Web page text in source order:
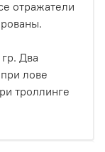
отражатели
Два
лове
троллинге